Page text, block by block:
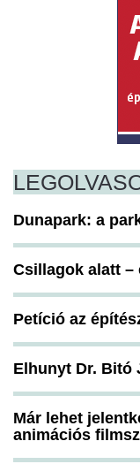
Dunapark: a
Csillagok alatt –
Petíció az
Elhunyt Dr. Bitó
Már lehet
animációs